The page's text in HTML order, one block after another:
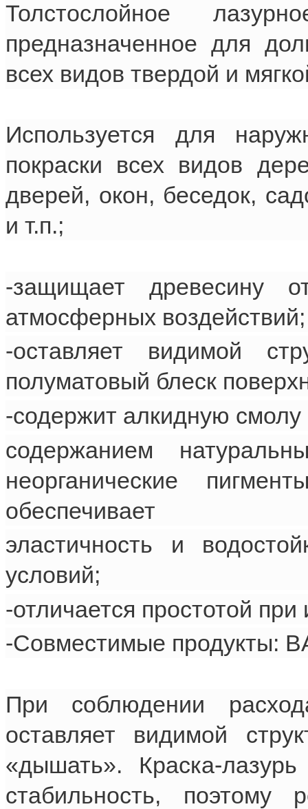
Толстослойное
предназначенное для
всех видов твердой и
Используется для
покраски всех видов
дверей, окон, беседок,
и т.п.;
-защищает древесину
атмосферных воздействий;
-оставляет видимой
полуматовый блеск
-содержит алкидную
содержанием
неорганические
обеспечивает
эластичность и
условий;
-отличается простотой
-Совместимые продукты:
При соблюдении
оставляет видимой
«дышать». Краска-
стабильность, поэтому